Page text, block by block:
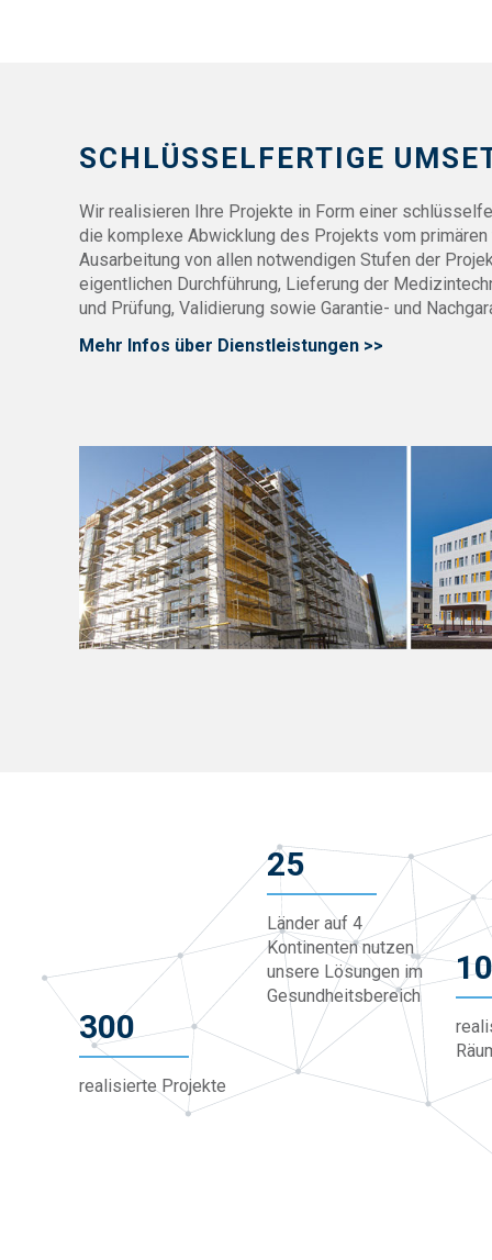
SCHLÜSSELFERTIGE
Wir realisieren Ihre Projekte in Form einer
die komplexe Abwicklung des Projekts vom
Ausarbeitung von allen notwendigen Stufen der
eigentlichen Durchführung, Lieferung der
und Prüfung, Validierung sowie Garantie- und
Mehr Infos über Dienstleistungen >>
300
realisierte Projekte
25
Länder auf 4
Kontinenten nutzen
unsere Lösungen im
Gesundheitsbereich